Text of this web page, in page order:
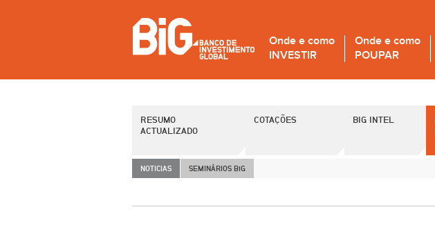
Onde e como
INVESTIR
Onde e como
POUPAR
RESUMO
ACTUALIZADO
COTAÇÕES BIG INTEL
NOTICIAS SEMINÁRIOS BiG